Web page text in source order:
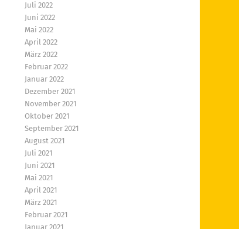
Juli 2022
Juni 2022
Mai 2022
April 2022
März 2022
Februar 2022
Januar 2022
Dezember 2021
November 2021
Oktober 2021
September 2021
August 2021
Juli 2021
Juni 2021
Mai 2021
April 2021
März 2021
Februar 2021
Januar 2021